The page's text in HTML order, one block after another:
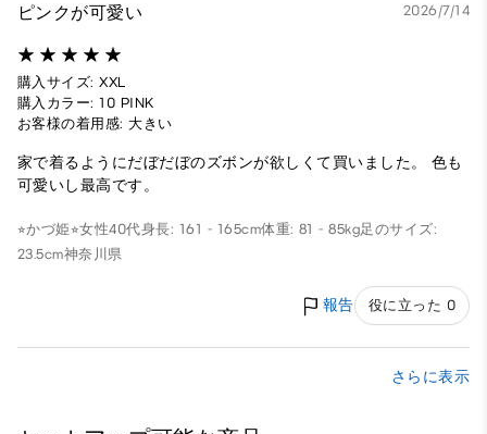
ピンクが可愛い 2026/7/14
購入サイズ: XXL
購入カラー: 10 PINK
お客様の着用感: 大きい
家で着るようにだぼだぼのズボンが欲しくて買いました。 色も
可愛いし最高です。
⭐︎かづ姫⭐︎女性40代身長: 161 - 165cm体重: 81 - 85kg足のサイズ:
23.5cm神奈川県
報告 役に立った 0
さらに表示